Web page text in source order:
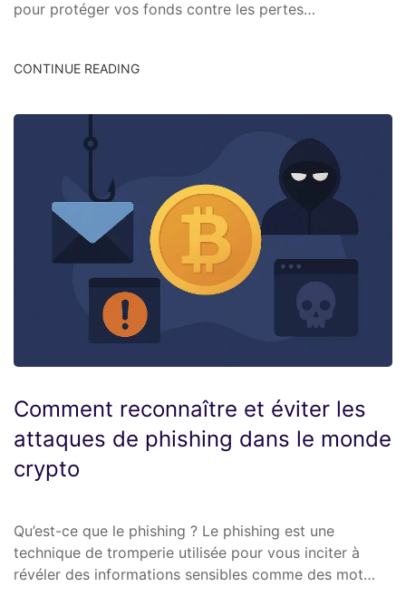
pour protéger vos fonds contre les pertes…
CONTINUE READING
Comment reconnaître et éviter les
attaques de phishing dans le monde
crypto
Qu’est-ce que le phishing ? Le phishing est une
technique de tromperie utilisée pour vous inciter à
révéler des informations sensibles comme des mot…